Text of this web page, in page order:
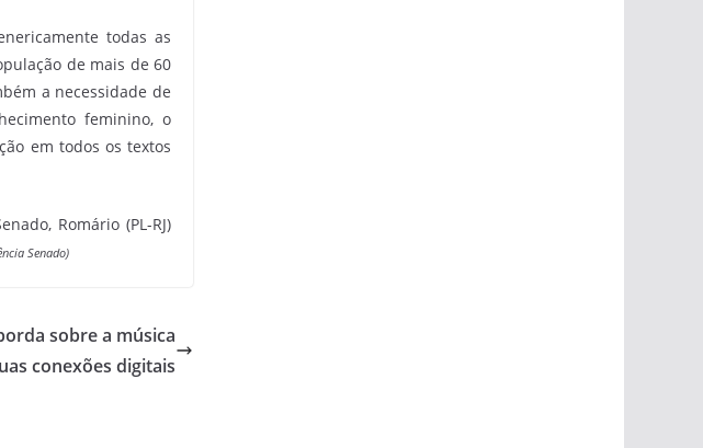
todas as
de mais de 60
a necessidade de
feminino, o
em todos os textos
Romário (PL-RJ)
Senado)
sobre a música
conexões digitais